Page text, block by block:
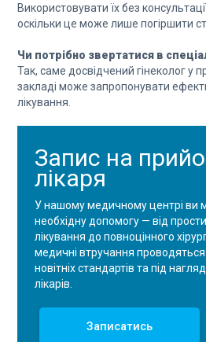
Використовувати їх без
оскільки це може лише погіршити
Чи потрібно звертатися в
Так, саме досвідчений гінеколог у
закладі може запропонувати
лікування.
Запис на
лікаря
У нашому медичному центрі ви
необхідну допомогу — від
лікування до повноцінного
медичні втручання проводяться
новітніх стандартів та під
лікарів.
Записатись